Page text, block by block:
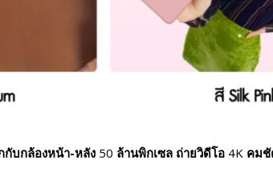
บกล้องหน้า-หลัง 50 ล้านพิกเซล ถ่ายวิดีโอ 4K คมชั